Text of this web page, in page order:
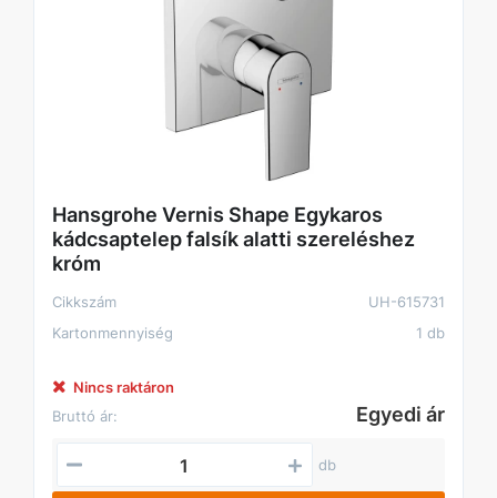
Hansgrohe Vernis Shape Egykaros
kádcsaptelep falsík alatti szereléshez
króm
Cikkszám
UH-615731
Kartonmennyiség
1 db
Nincs raktáron
Bruttó ár:
Egyedi ár
db